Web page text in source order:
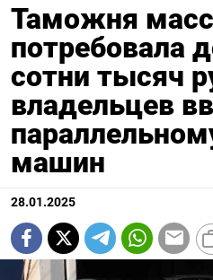
Таможня
потребовала
сотни тысяч
владельцев
машин
28.01.2025